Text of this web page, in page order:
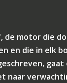
de motor die
en die in elk
naar